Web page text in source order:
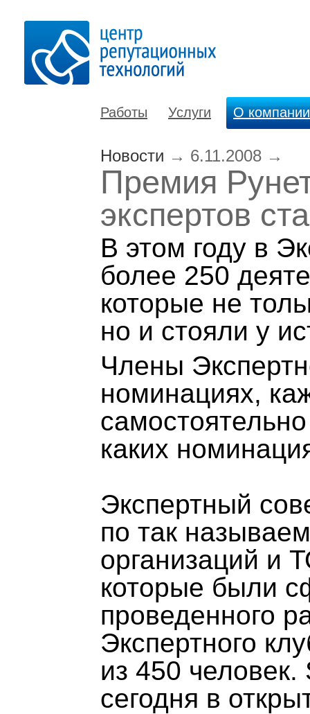
Работы Услуги О компании
Новости → 6.11.2008 →
Премия
экспертов
В этом году в
более 250
которые не
но и стояли у
Члены
номинациях,
каких
Экспертный
по так
организаций и
которые были
проведенного
Экспертного
из 450
сегодня в